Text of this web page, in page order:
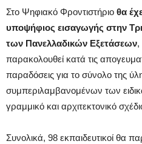
Στο Ψηφιακό Φροντιστήριο θα
υποψήφιος εισαγωγής στην
των Πανελλαδικών Εξετάσεων,
παρακολουθεί κατά τις
παραδόσεις για το σύνολο της
συμπεριλαμβανομένων των
γραμμικό και αρχιτεκτονικό
Συνολικά, 98 εκπαιδευτικοί θα